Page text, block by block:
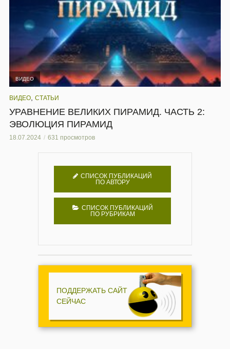
ВИДЕО
ВИДЕО СТАТЬИ
УРАВНЕНИЕ ВЕЛИКИХ ПИРАМИД. ЧАСТЬ 2:‏
ЭВОЛЮЦИЯ ПИРАМИД
18.07.2024 631 просмотров
СПИСОК ПУБЛИКАЦИЙ
ПО АВТОРУ
СПИСОК ПУБЛИКАЦИЙ
ПО РУБРИКАМ
ПОДДЕРЖАТЬ САЙТ
СЕЙЧАС